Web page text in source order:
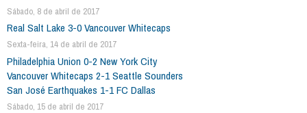
Sábado, 8 de abril de 2017
Real Salt Lake 3-0 Vancouver Whitecaps
Sexta-feira, 14 de abril de 2017
Philadelphia Union 0-2 New York City
Vancouver Whitecaps 2-1 Seattle Sounders
San José Earthquakes 1-1 FC Dallas
Sábado, 15 de abril de 2017